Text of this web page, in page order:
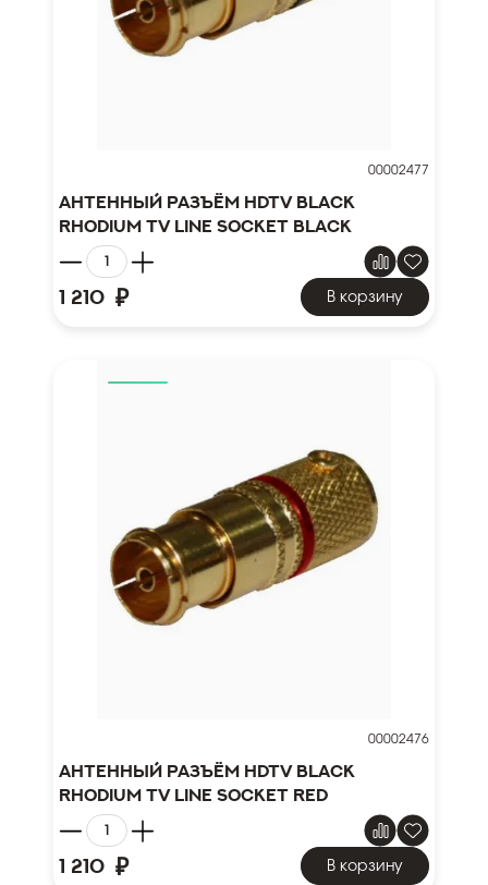
00002477
Антенный разъём HDTV Black
Rhodium TV Line socket black
1 210 ₽ В корзину
00002476
Антенный разъём HDTV Black
Rhodium TV Line socket red
1 210 ₽ В корзину